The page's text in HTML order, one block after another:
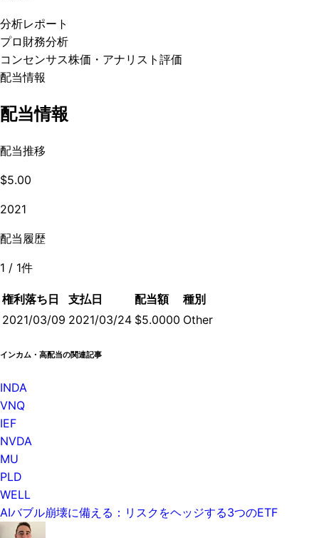
分析レポート
プロ 財務分析
コンセンサス株価 ・アナリスト評価
配当情報
配当情報
配当推移
$5.00
2021
配当履歴
1 / 1件
権利落ち日 支払日 配当額
種別
2021/03/09 2021/03/24 $5.0000 Other
インカム・高配当の関連記事
INDA
VNQ
IEF
NVDA
MU
PLD
WELL
AIバブル崩壊に備える：リスクをヘッジする3つのETF